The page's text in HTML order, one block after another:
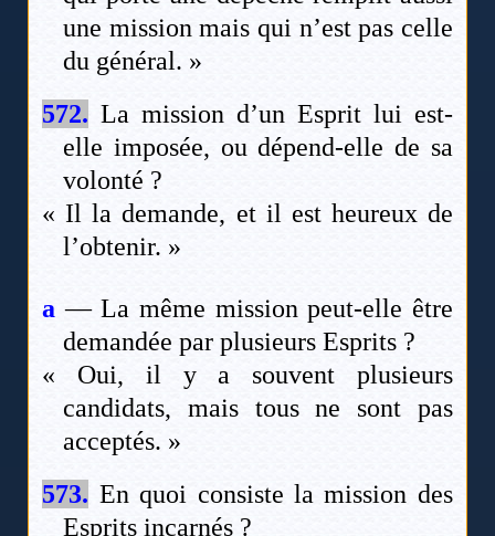
une mission mais qui n’est pas celle
du général. »
572. La mission d’un Esprit lui est-
elle imposée, ou dépend-elle de sa
volonté ?
« Il la demande, et il est heureux de
l’obtenir. »
a — La même mission peut-elle être
demandée par plusieurs Esprits ?
« Oui, il y a souvent plusieurs
candidats, mais tous ne sont pas
acceptés. »
573. En quoi consiste la mission des
Esprits incarnés ?